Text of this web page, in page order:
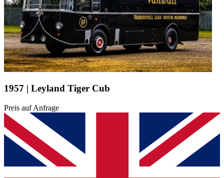
1957 | Leyland Tiger Cub
Preis auf Anfrage